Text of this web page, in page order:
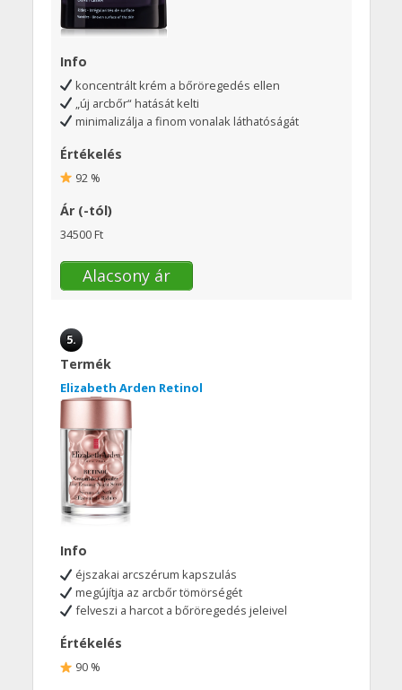
Info
koncentrált krém a bőröregedés ellen
„új arcbőr“ hatását kelti
minimalizálja a finom vonalak láthatóságát
Értékelés
92 %
Ár (-tól)
34500 Ft
Alacsony ár
5.
Termék
Elizabeth Arden Retinol
Info
éjszakai arcszérum kapszulás
megújítja az arcbőr tömörségét
felveszi a harcot a bőröregedés jeleivel
Értékelés
90 %